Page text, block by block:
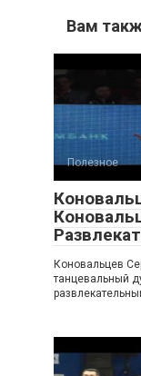
Вам
Полезное
Коновальцев
танцевальный